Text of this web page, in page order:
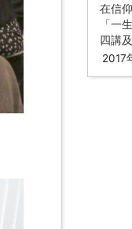
在信
「一
四講
2017